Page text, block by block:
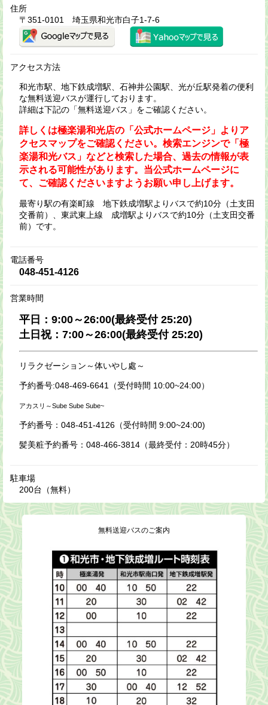
住所
〒351-0101 埼玉県和光市白子1-7-6
アクセス方法
和光市駅、地下鉄成増駅、石神井公園駅、光が丘駅発着の便利
な無料送迎バスが運行しております。
詳細は下記の「無料送迎バス」をご確認ください。
詳しくは極楽湯和光店の「公式ホームページ」よりア
クセスマップをご確認ください。検索エンジンで「極
楽湯和光バス」などと検索した場合、過去の情報が表
示される可能性があります。当公式ホームページに
て、ご確認くださいますようお願い申し上げます。
最寄り駅の有楽町線 地下鉄成増駅よりバスで約10分（土支田
交番前）、東武東上線 成増駅よりバスで約10分（土支田交番
前）です。
電話番号
048-451-4126
営業時間
平日：9:00～26:00(最終受付 25:20)
土日祝：7:00～26:00(最終受付 25:20)
リラクゼーション～体いやし處～
予約番号:048-469-6641 （受付時間 10:00~24:00）
アカスリ～Sube Sube Sube~
予約番号： 048-451-4126 （受付時間 9:00~24:00)
髪美粧予約番号： 048-466-3814 （最終受付：20時45分）
駐車場
200台（無料）
無料送迎バスのご案内